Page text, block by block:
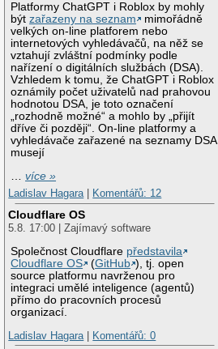
Platformy ChatGPT i Roblox by mohly
býtzařazeny na seznam
mimořádně
velkých on-line platforem nebo
internetových vyhledávačů, na něž se
vztahují zvláštní podmínky podle
nařízení o digitálních službách (DSA).
Vzhledem k tomu, že ChatGPT i Roblox
oznámily počet uživatelů nad prahovou
hodnotou DSA, je toto označení
„rozhodně možné“ a mohlo by „přijít
dříve či později“. On-line platformy a
vyhledávače zařazené na seznamy DSA
musejí
…více »
Ladislav Hagara| Komentářů: 12
Cloudflare OS
5.8. 17:00 | Zajímavý software
Společnost Cloudflare představila
Cloudflare OS
(GitHub ), tj. open
source platformu navrženou pro
integraci umělé inteligence (agentů)
přímo do pracovních procesů
organizací.
Ladislav Hagara| Komentářů: 0